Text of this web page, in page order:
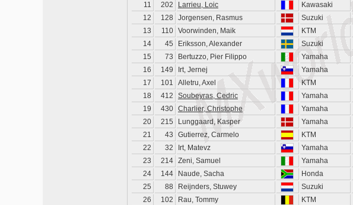
11
202 Larrieu, Loic Kawasaki
12
128 Jorgensen, Rasmus Suzuki
13
110 Voorwinden, Maik KTM
14
45 Eriksson, Alexander Suzuki
15
73 Bertuzzo, Pier Filippo Yamaha
16
149 Irt, Jernej Yamaha
17
101 Alletru, Axel KTM
18
412 Soubeyras, Cedric Yamaha
19
430 Charlier, Christophe Yamaha
20
215 Lunggaard, Kasper Yamaha
21
43 Gutierrez, Carmelo KTM
22
32 Irt, Matevz Yamaha
23
214 Zeni, Samuel Yamaha
24
144 Naude, Sacha Honda
25
88 Reijnders, Stuwey Suzuki
26
102 Rau, Tommy KTM